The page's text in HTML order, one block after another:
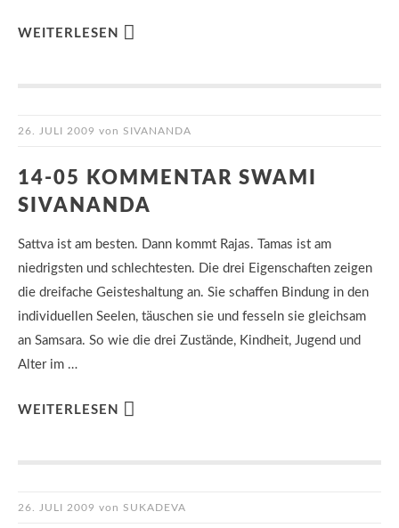
WEITERLESEN
26. JULI 2009 von SIVANANDA
14-05 KOMMENTAR SWAMI
SIVANANDA
Sattva ist am besten. Dann kommt Rajas. Tamas ist am
niedrigsten und schlechtesten. Die drei Eigenschaften zeigen
die dreifache Geisteshaltung an. Sie schaffen Bindung in den
individuellen Seelen, täuschen sie und fesseln sie gleichsam
an Samsara. So wie die drei Zustände, Kindheit, Jugend und
Alter im …
WEITERLESEN
26. JULI 2009 von SUKADEVA